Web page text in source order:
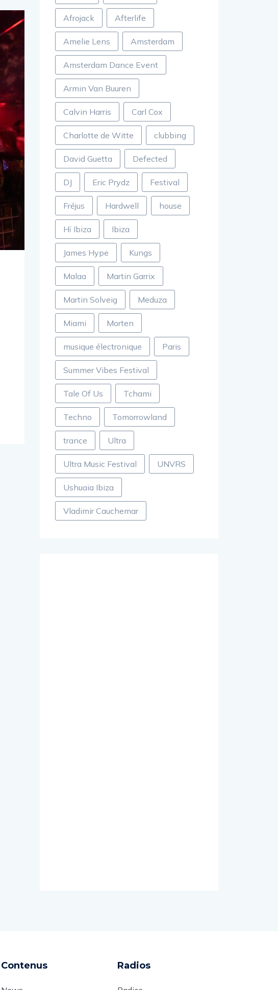
Afrojack Afterlife
Amelie Lens Amsterdam
Amsterdam Dance Event
Armin Van Buuren
Calvin Harris Carl Cox
Charlotte de Witte clubbing
David Guetta Defected
DJ Eric Prydz Festival
Fréjus Hardwell house
Hï Ibiza Ibiza
James Hype Kungs
Malaa Martin Garrix
Martin Solveig Meduza
Miami Morten
musique électronique Paris
Summer Vibes Festival
Tale Of Us Tchami
Techno Tomorrowland
trance Ultra
Ultra Music Festival UNVRS
Ushuaia Ibiza
Vladimir Cauchemar
Contenus Radios